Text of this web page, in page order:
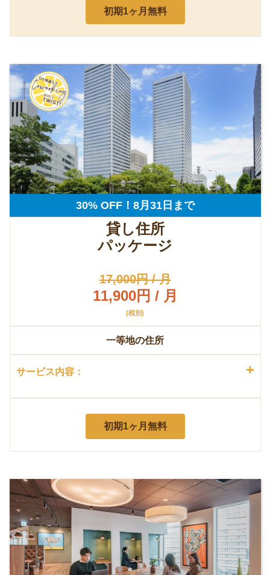
初期1ヶ月無料
30% OFF！8月31日まで
貸し住所
パッケージ
17,000円 / 月
11,900円 / 月
(税別)
一等地の住所
サービス内容： +
初期1ヶ月無料